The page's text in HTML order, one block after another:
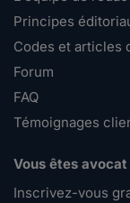
Principes
Codes et articles
Forum
FAQ
Témoignages
Vous êtes avocat
Inscrivez-vous